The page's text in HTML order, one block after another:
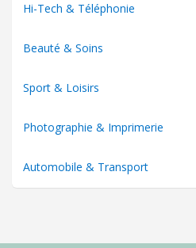
Hi-Tech & Téléphonie
Beauté & Soins
Sport & Loisirs
Photographie & Imprimerie
Automobile & Transport